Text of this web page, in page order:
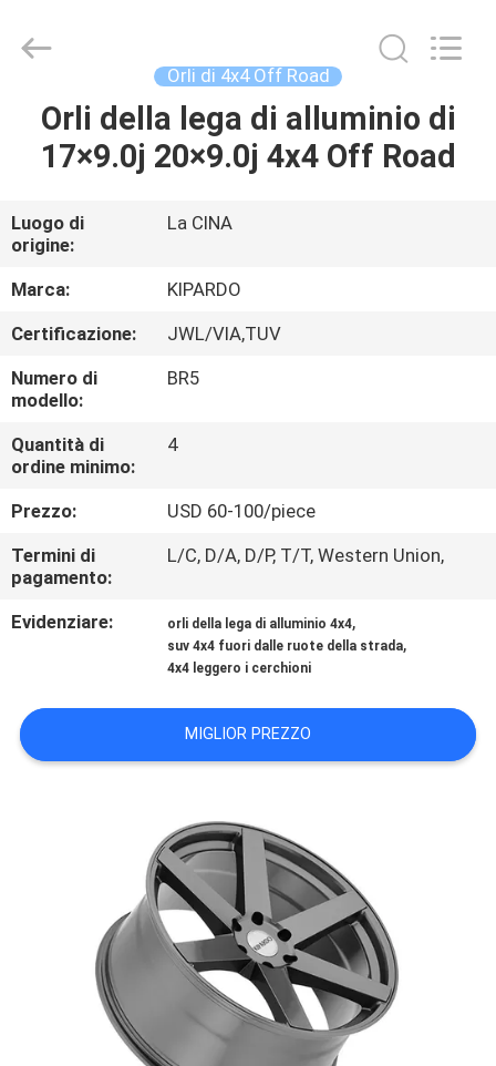
CASA
CIRCA
NOI
GIRO
DELLA
FABBRICA
CONTROLLO
DI
QUALITÀ
CONTATTICI
RICHIEDA
UNA
PRIVACY
Rimax
Industry
Reserved.
Orli di 4x4 Off Road
Orli della lega di alluminio di
17×9.0j 20×9.0j 4x4 Off Road
Luogo di
origine:
La CINA
Marca:
KIPARDO
Certificazione:
JWL/VIA,TUV
Numero di
modello:
BR5
Quantità di
ordine minimo:
4
Prezzo:
USD 60-100/piece
Termini di
pagamento:
L/C, D/A, D/P, T/T, Western Union,
Evidenziare: orli della lega di alluminio 4x4,
suv 4x4 fuori dalle ruote della strada,
4x4 leggero i cerchioni
MIGLIOR PREZZO